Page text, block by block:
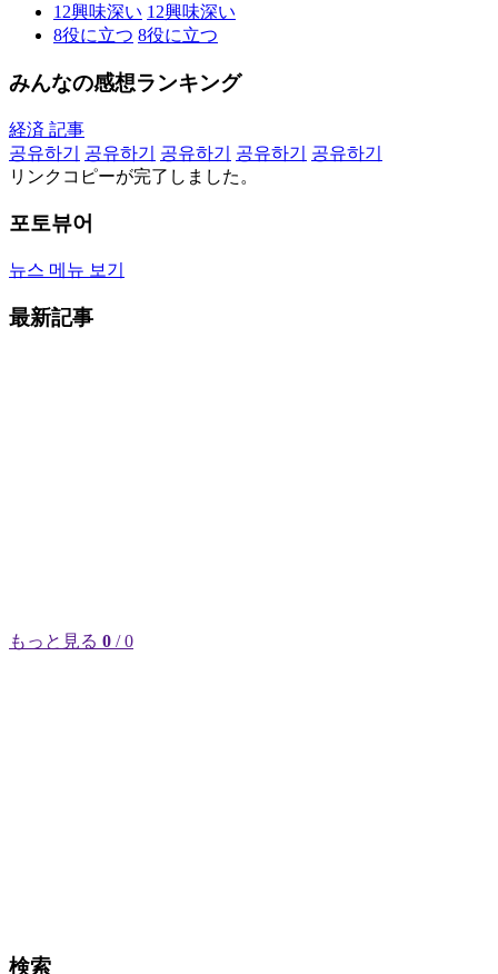
12興味深い 12興味深い
8役に立つ 8役に立つ
みんなの感想ランキング
経済 記事
공유하기
공유하기 공유하기 공유하기
공유하기
リンクコピーが完了しました。
포토뷰어
뉴스 메뉴 보기
最新記事
もっと見る 0 / 0
検索